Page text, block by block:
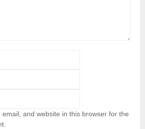
email, and website in this browser for the